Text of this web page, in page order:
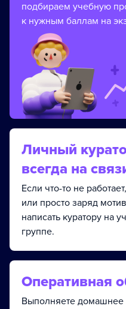
подбираем учебную
к нужным баллам на
Личный
всегда на
Если что-то не
или просто заряд
написать куратору на
группе.
Оперативная
Выполняете домашнее